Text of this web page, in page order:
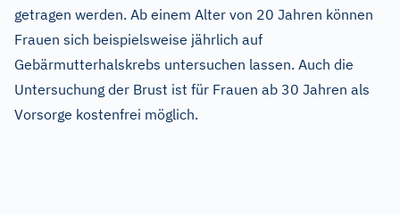
getragen werden. Ab einem Alter von 20 Jahren können
Frauen sich beispielsweise jährlich auf
Gebärmutterhalskrebs untersuchen lassen. Auch die
Untersuchung der Brust ist für Frauen ab 30 Jahren als
Vorsorge kostenfrei möglich.